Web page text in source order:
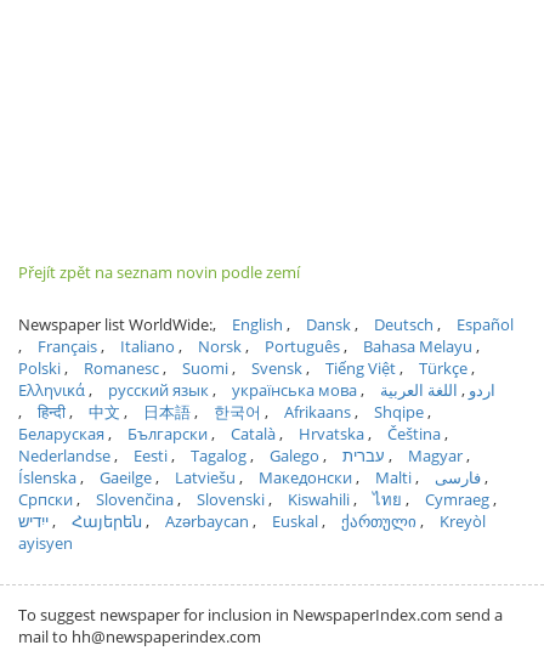
Přejít zpět na seznam novin podle zemí
Newspaper list WorldWide: English Dansk Deutsch
Español
Français
Italiano Norsk Português
Bahasa Melayu
Polski
Romanesc Suomi Svensk Tiếng Việt
Türkçe
Ελληνικά
русский язык українська мова اردو
اللغة العربية
हिन्दी
中文 日本語 한국어 Afrikaans
Shqipe
Беларуская
Български Català Hrvatska
Čeština
Nederlandse
Eesti Tagalog Galego עברית
Magyar
Íslenska
Gaeilge Latviešu Македонски Malti
فارسی
Српски
Slovenčina Slovenski Kiswahili ไทย
Cymraeg
ייִדיש
Հայերեն Azərbaycan Euskal ქართული
Kreyòl
ayisyen
To suggest newspaper for inclusion in NewspaperIndex.com send a
mail to hh@newspaperindex.com